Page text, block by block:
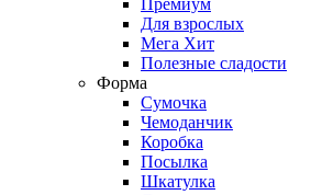
Премиум
Для взрослых
Мега Хит
Полезные сладости
Форма
Сумочка
Чемоданчик
Коробка
Посылка
Шкатулка